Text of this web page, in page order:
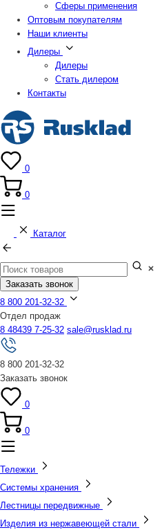
Сферы применения
Оптовым покупателям
Наши клиенты
Дилеры
Дилеры
Стать дилером
Контакты
0
0
Каталог
Заказать звонок
8 800 201-32-32
Отдел продаж
8 48439 7-25-32 sale@rusklad.ru
8 800 201-32-32
Заказать звонок
0
0
Тележки
Системы хранения
Лестницы передвижные
Изделия из нержавеющей стали